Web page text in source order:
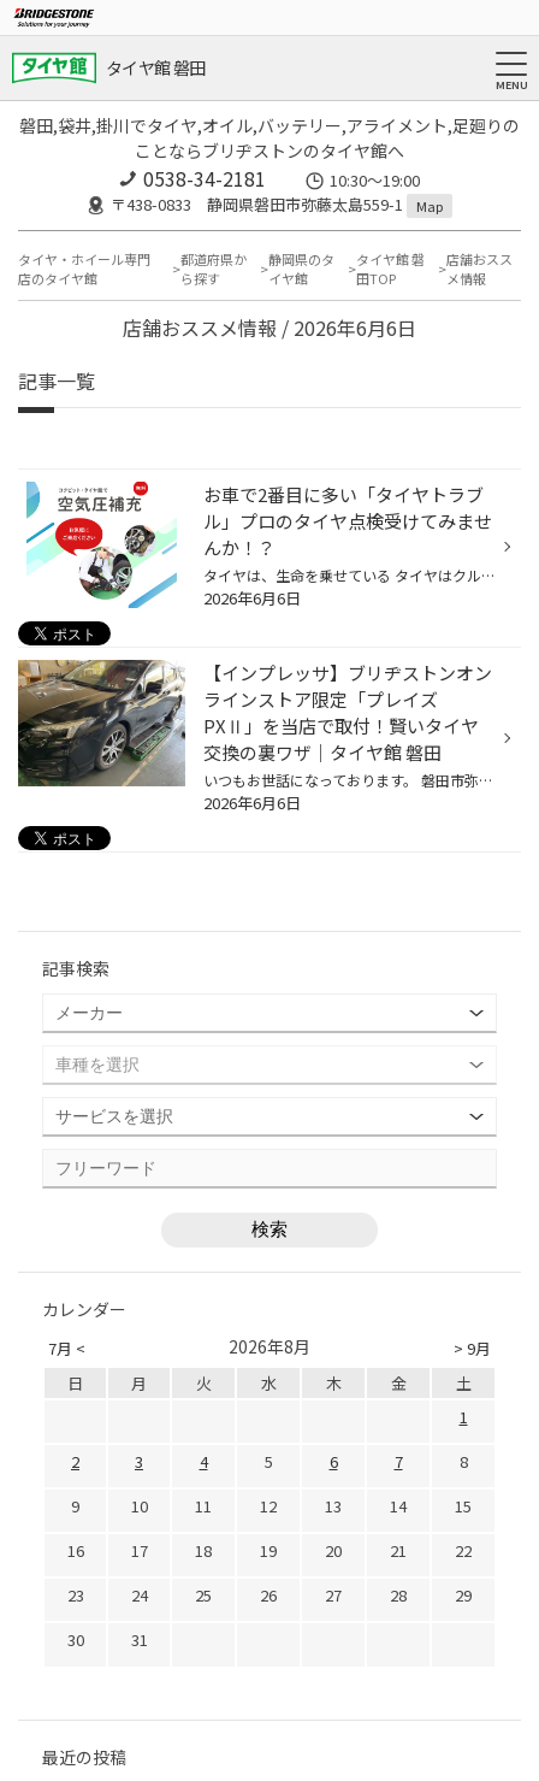
タイヤ館 磐田
磐田,袋井,掛川でタイヤ,オイル,バッテリー,アライメント,足廻りの
ことならブリヂストンのタイヤ館へ
0538-34-2181
10:30～19:00
〒438-0833 静岡県磐田市弥藤太島559-1
Map
タイヤ・ホイール専門
店のタイヤ館
都道府県か
ら探す
静岡県のタ
イヤ館
タイヤ館 磐
田TOP
店舗おスス
メ情報
店舗おススメ情報 / 2026年6月6日
記事一覧
お車で2番目に多い「タイヤトラブ
ル」プロのタイヤ点検受けてみませ
んか！？
タイヤは、生命を乗せている タイヤはクルマの部品の中で 路面に接している唯一の保安部品です。 タイヤ一本の接地面積は、わずか手のひら一枚分。 そこで!! タイヤのプロ。タイヤ館の「タイヤ点検」 クルマの安全走行に欠かせないタイヤの点検を4項目にわたって無料で実施します。特に、タイヤ整備...
2026年6月6日
【インプレッサ】ブリヂストンオン
ラインストア限定「プレイズ
PXⅡ」を当店で取付！賢いタイヤ
交換の裏ワザ｜タイヤ館 磐田
いつもお世話になっております。 磐田市弥藤太島にあります、ブリヂストンタイヤの専門店「タイヤ館 磐田」です。 【磐田 浜松 袋井 掛川 菊川 御前崎】のお客様、 いつもご来店頂き、誠にありがとうございます。m(_ _)m タイヤ館アプリダウンロードでお得にタイヤGET‼ こちらから 【磐田市】で【ス...
2026年6月6日
記事検索
カレンダー
7月 < > 9月
2026年8月
日 月 火 水 木 金
土
1
2
3 4 5 6 7
8
9
10 11 12 13 14
15
16
17 18 19 20 21
22
23
24 25 26 27 28
29
30
31
最近の投稿